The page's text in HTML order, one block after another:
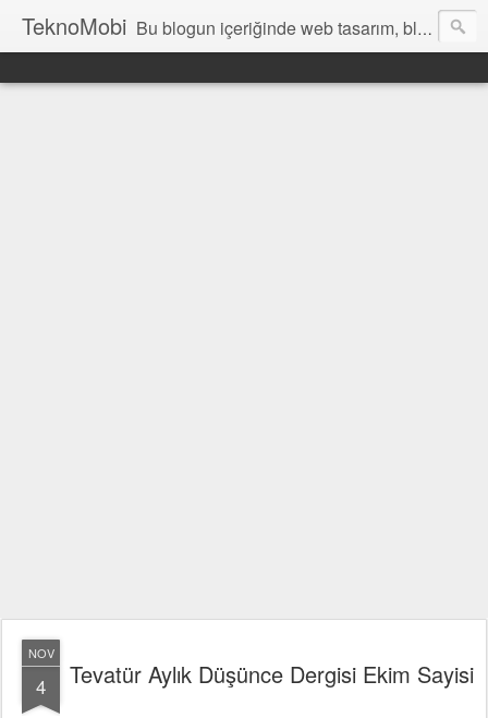
TeknoMobi Bu blogun içeriğinde web tasarım, blogger temaları, blogger ipuçları, ajax anlatımları, jquery uygulamaları, javascript uygulamaları ,web design, tutorials, resources and inspiration yer almaktadır.
NOV
4 Tevatür Aylık Düşünce Dergisi Ekim Sayisi